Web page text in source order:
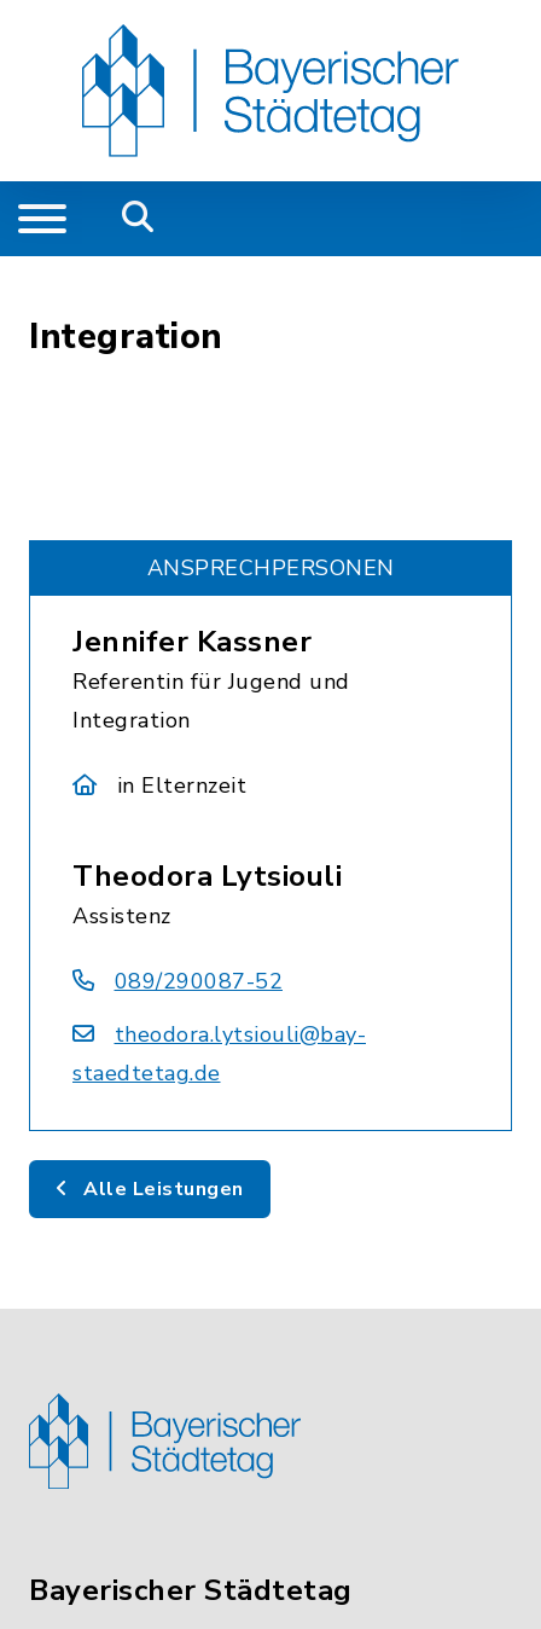
Integration
ANSPRECHPERSONEN
Jennifer Kassner
Referentin für Jugend und
Integration
in Elternzeit
Theodora Lytsiouli
Assistenz
089/290087-52
theodora.lytsiouli@bay-
staedtetag.de
Alle Leistungen
Bayerischer Städtetag